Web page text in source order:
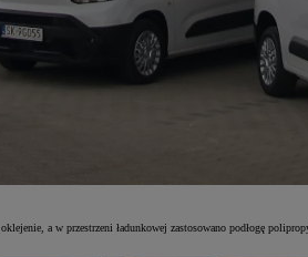
a w przestrzeni ładunkowej zastosowano podłogę